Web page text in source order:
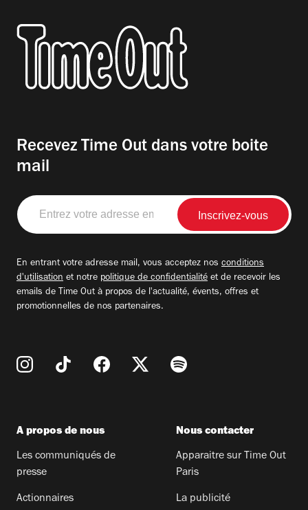
Recevez Time Out dans votre boite
mail
Entrez
votre
adresse
En entrant votre adresse mail, vous acceptez nos conditions
d'utilisation et notre politique de confidentialité et de recevoir les
emails de Time Out à propos de l'actualité, évents, offres et
promotionnelles de nos partenaires.
A propos de nous
Les communiqués de
presse
Actionnaires
Nous contacter
Apparaitre sur Time Out
Paris
La publicité